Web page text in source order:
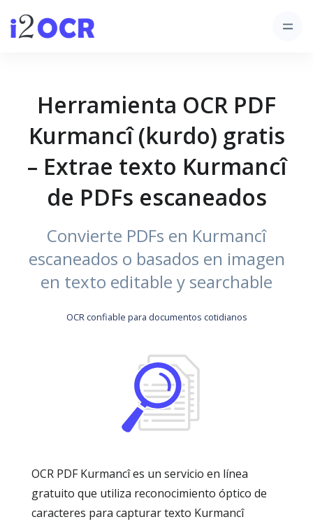
Herramienta OCR PDF
Kurmancî (kurdo) gratis
– Extrae texto Kurmancî
de PDFs escaneados
Convierte PDFs en Kurmancî
escaneados o basados en imagen
en texto editable y searchable
OCR confiable para documentos cotidianos
OCR PDF Kurmancî es un servicio en línea
gratuito que utiliza reconocimiento óptico de
caracteres para capturar texto Kurmancî